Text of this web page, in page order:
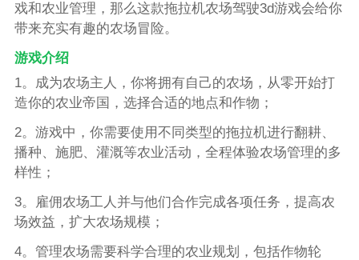
戏和农业管理，那么这款拖拉机农场驾驶3d游戏会给你
带来充实有趣的农场冒险。
游戏介绍
1。成为农场主人，你将拥有自己的农场，从零开始打
造你的农业帝国，选择合适的地点和作物；
2。游戏中，你需要使用不同类型的拖拉机进行翻耕、
播种、施肥、灌溉等农业活动，全程体验农场管理的多
样性；
3。雇佣农场工人并与他们合作完成各项任务，提高农
场效益，扩大农场规模；
4。管理农场需要科学合理的农业规划，包括作物轮